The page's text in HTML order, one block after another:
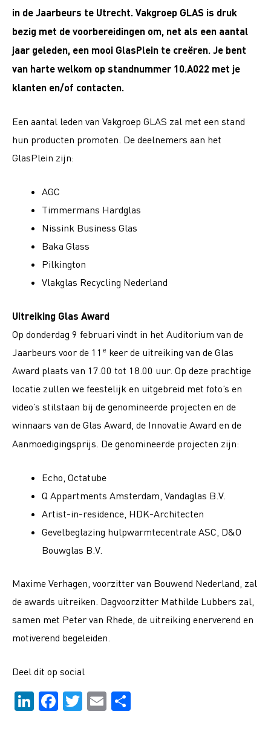
in de Jaarbeurs te Utrecht. Vakgroep GLAS is druk
bezig met de voorbereidingen om, net als een aantal
jaar geleden, een mooi GlasPlein te creëren. Je bent
van harte welkom op standnummer 10.A022 met je
klanten en/of contacten.
Een aantal leden van Vakgroep GLAS zal met een stand
hun producten promoten. De deelnemers aan het
GlasPlein zijn:
AGC
Timmermans Hardglas
Nissink Business Glas
Baka Glass
Pilkington
Vlakglas Recycling Nederland
Uitreiking Glas Award
Op donderdag 9 februari vindt in het Auditorium van de
Jaarbeurs voor de 11 e keer de uitreiking van de Glas
Award plaats van 17.00 tot 18.00 uur. Op deze prachtige
locatie zullen we feestelijk en uitgebreid met foto’s en
video’s stilstaan bij de genomineerde projecten en de
winnaars van de Glas Award, de Innovatie Award en de
Aanmoedigingsprijs. De genomineerde projecten zijn:
Echo, Octatube
Q Appartments Amsterdam, Vandaglas B.V.
Artist-in-residence, HDK-Architecten
Gevelbeglazing hulpwarmtecentrale ASC, D&O
Bouwglas B.V.
Maxime Verhagen, voorzitter van Bouwend Nederland, zal
de awards uitreiken. Dagvoorzitter Mathilde Lubbers zal,
samen met Peter van Rhede, de uitreiking enerverend en
motiverend begeleiden.
Deel dit op social
Li F
T
E